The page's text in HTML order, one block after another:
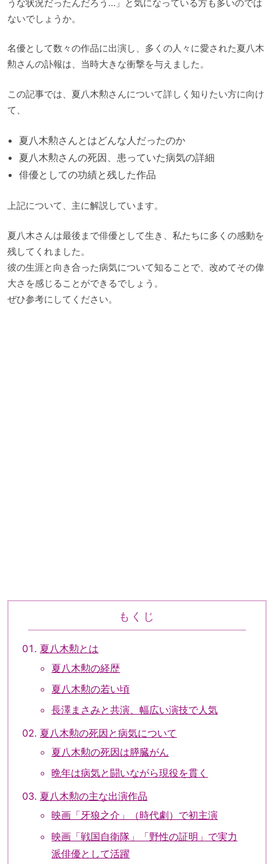
うな状況だったんだろう…」と気になっている方も多いのでは
ないでしょうか。
名優として数々の作品に出演し、多くの人々に愛された夏八木
勲さんの訃報は、当時大きな衝撃を与えました。
この記事では、夏八木勲さんについて詳しく知りたい方に向け
て、
夏八木勲さんとはどんな人だったのか
夏八木勲さんの死因、患っていた病気の詳細
俳優としての功績と残した作品
上記について、主に解説しています。
夏八木さんは最後まで俳優として生き、私たちに多くの感動を
残してくれました。
彼の生涯と向き合った病気について知ることで、改めてその偉
大さを感じることができるでしょう。
ぜひ参考にしてください。
もくじ
夏八木勲とは
夏八木勲の経歴
夏八木勲の若い頃
長澤まさみと共演、幅広い演技で人気
夏八木勲の死因と病気について
夏八木勲の死因は膵臓がん
晩年は病気と闘いながら現役を貫く
夏八木勲の主な出演作品
映画「牙狼之介」（時代劇）で初主演
映画「戦国自衛隊」「野性の証明」で実力
派俳優として活躍